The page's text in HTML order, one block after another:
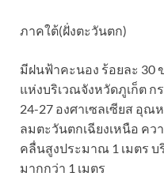
ภาคใต้(ฝั่งตะวันตก)
มีฝนฟ้าคะนอง ร้อยละ 30
แห่งบริเวณจังหวัดภูเก็ต
24-27 องศาเซลเซียส อุณ
ลมตะวันตกเฉียงเหนือ คว
คลื่นสูงประมาณ 1 เมตร
มากกว่า 1 เมตร